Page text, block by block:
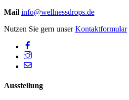
Mail info@wellnessdrops.de
Nutzen Sie gern unserKontaktformular
Instagram
Mail
Ausstellung